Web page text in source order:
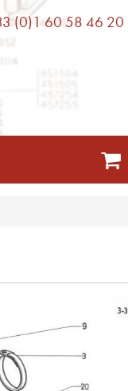
(0)1 60 58 46 20